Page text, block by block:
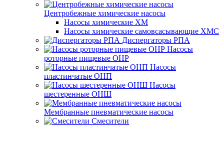
Центробежные химические насосы
Насосы химические ХМ
Насосы химические самовсасывающие ХМС
Диспергаторы РПА
Насосы
роторные пищевые ОНР
Насосы
пластинчатые ОНП
Насосы
шестеренные ОНШ
Мембранные пневматические насосы
Смесители